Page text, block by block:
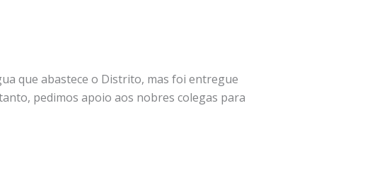
que abastece o Distrito, mas foi entregue
pedimos apoio aos nobres colegas para